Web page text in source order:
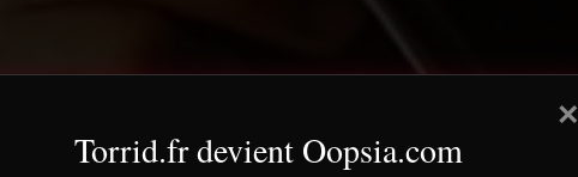
×
Torrid.fr devient Oopsia.com